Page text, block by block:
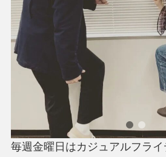
毎週金曜日はカジュアルフライ